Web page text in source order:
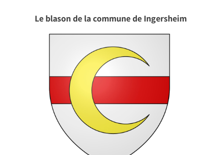
Le blason de la commune de Ingersheim